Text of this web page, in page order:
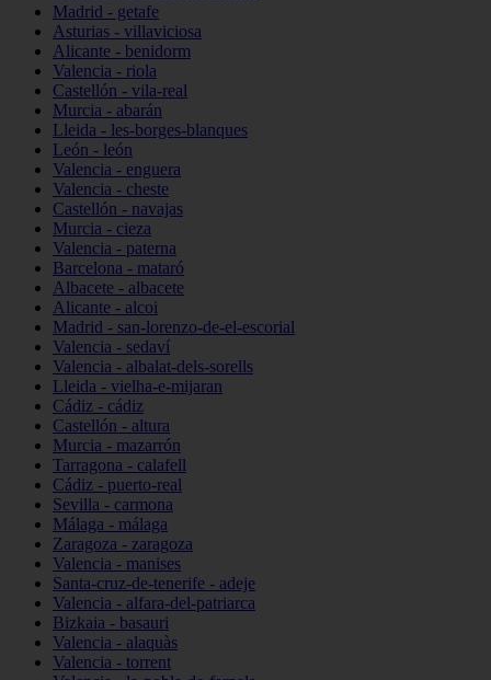
Madrid - getafe
Asturias - villaviciosa
Alicante - benidorm
Valencia - riola
Castellón - vila-real
Murcia - abarán
Lleida - les-borges-blanques
León - león
Valencia - enguera
Valencia - cheste
Castellón - navajas
Murcia - cieza
Valencia - paterna
Barcelona - mataró
Albacete - albacete
Alicante - alcoi
Madrid - san-lorenzo-de-el-escorial
Valencia - sedaví
Valencia - albalat-dels-sorells
Lleida - vielha-e-mijaran
Cádiz - cádiz
Castellón - altura
Murcia - mazarrón
Tarragona - calafell
Cádiz - puerto-real
Sevilla - carmona
Málaga - málaga
Zaragoza - zaragoza
Valencia - manises
Santa-cruz-de-tenerife - adeje
Valencia - alfara-del-patriarca
Bizkaia - basauri
Valencia - alaquàs
Valencia - torrent